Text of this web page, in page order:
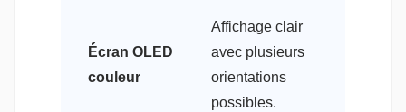
Écran OLED
couleur
Affichage clair
avec plusieurs
orientations
possibles.